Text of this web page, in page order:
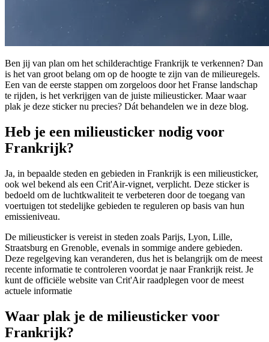
Ben jij van plan om het schilderachtige Frankrijk te verkennen? Dan
is het van groot belang om op de hoogte te zijn van de milieuregels.
Een van de eerste stappen om zorgeloos door het Franse landschap
te rijden, is het verkrijgen van de juiste milieusticker. Maar waar
plak je deze sticker nu precies? Dát behandelen we in deze blog.
Heb je een milieusticker nodig voor
Frankrijk?
Ja, in bepaalde steden en gebieden in Frankrijk is een milieusticker,
ook wel bekend als een Crit'Air-vignet, verplicht. Deze sticker is
bedoeld om de luchtkwaliteit te verbeteren door de toegang van
voertuigen tot stedelijke gebieden te reguleren op basis van hun
emissieniveau.
De milieusticker is vereist in steden zoals Parijs, Lyon, Lille,
Straatsburg en Grenoble, evenals in sommige andere gebieden.
Deze regelgeving kan veranderen, dus het is belangrijk om de meest
recente informatie te controleren voordat je naar Frankrijk reist. Je
kunt de officiële website van Crit'Air raadplegen voor de meest
actuele informatie
Waar plak je de milieusticker voor
Frankrijk?